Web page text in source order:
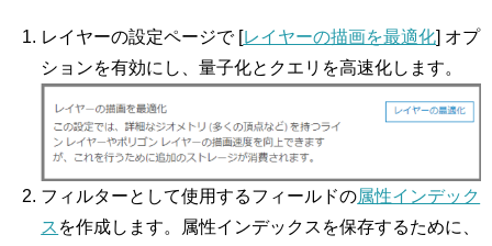
レイヤーの設定ページで [レイヤーの描画を最適化] オプ
ションを有効にし、量子化とクエリを高速化します。
フィルターとして使用するフィールドの属性インデック
ス を作成します。属性インデックスを保存するために、